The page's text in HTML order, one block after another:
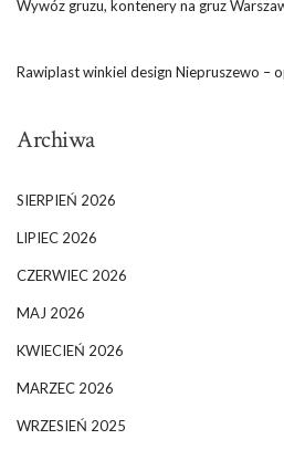
Wywóz gruzu, kontenery na gruz
Rawiplast winkiel design Niepruszewo –
Archiwa
SIERPIEŃ 2026
LIPIEC 2026
CZERWIEC 2026
MAJ 2026
KWIECIEŃ 2026
MARZEC 2026
WRZESIEŃ 2025